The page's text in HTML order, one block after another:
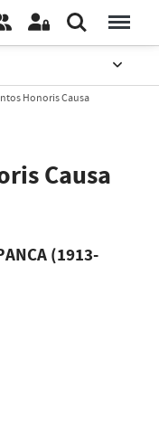
Honoris Causa
Causa
(1913-